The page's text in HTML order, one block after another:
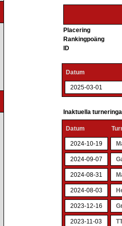
Placering
Rankingpoäng
ID
Datum
2025-03-01
Inaktuella
Datum
2024-10-19
2024-09-07
2024-08-31
2024-08-03
2023-12-16
2023-11-03